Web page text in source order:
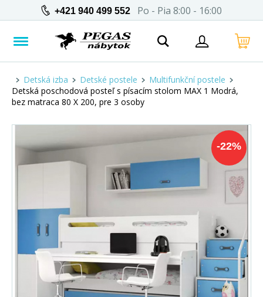
+421 940 499 552 Po - Pia 8:00 - 16:00
Detská izba Detské postele
Multifunkční postele
Detská poschodová posteľ s písacím stolom MAX 1 Modrá,
bez matraca 80 X 200, pre 3 osoby
-22%